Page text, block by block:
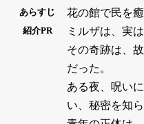
あらすじ
紹介PR
花の館で民を
ミルザは、実
その奇跡は、
だった。
ある夜、呪い
い、秘密を知